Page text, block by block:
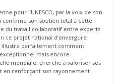
pour l’UNESCO, par la voix de son
confirmé son soutien total à cette
du travail collaboratif entre experts
ce projet national d’envergure
parfaitement comment
mais encore
mondiale, cherche à valoriser ses
en renforçant son rayonnement